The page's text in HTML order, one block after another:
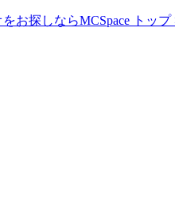
お探しならMCSpace トップ